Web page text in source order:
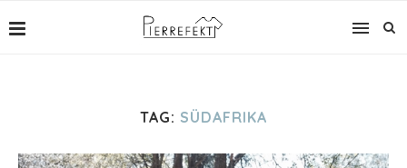
TAG: SÜDAFRIKA